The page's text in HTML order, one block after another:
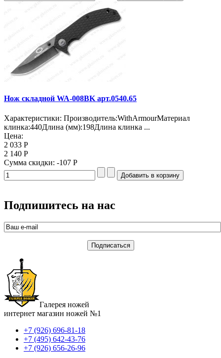
Нож складной WA-008BK арт.0540.65
Характеристики: Производитель:WithArmourМатериал
клинка:440Длина (мм):198Длина клинка ...
Цена:
2 033 Р
2 140 Р
Сумма скидки: -107 Р
Подпишитесь на нас
Галерея ножей
интернет магазин ножей №1
+7 (926) 696-81-18
+7 (495) 642-43-76
+7 (926) 656-26-96